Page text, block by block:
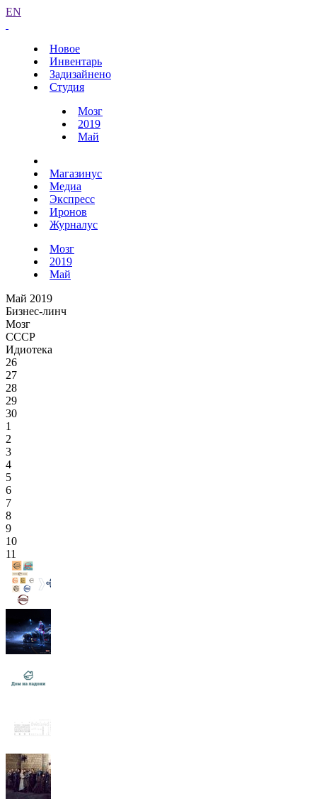
EN
Новое
Инвентарь
Задизайнено
Студия
Мозг
2019
Май
Магазинус
Медиа
Экспресс
Иронов
Журналус
Мозг
2019
Май
Май 2019
Бизнес-линч
Мозг
СССР
Идиотека
26
27
28
29
30
1
2
3
4
5
6
7
8
9
10
11